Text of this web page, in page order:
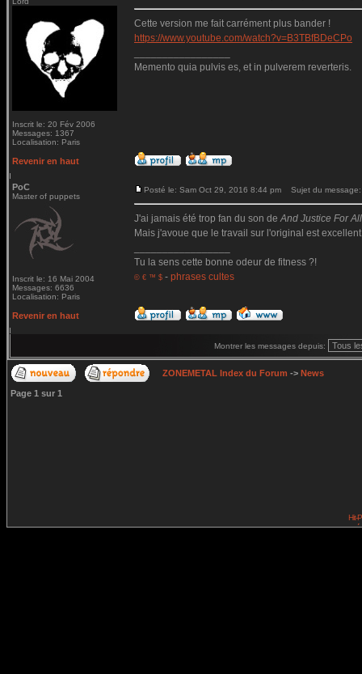
Inscrit le: 20 Fév 2006
Messages: 1367
Localisation: Paris
Cette version me fait carrément plus bander !
https://www.youtube.com/watch?v=B3TBfBDeCPo
Memento quia pulvis es, et in pulverem reverteris.
Revenir en haut
PoC
Master of puppets
Inscrit le: 16 Mai 2004
Messages: 6636
Localisation: Paris
Posté le: Sam Oct 29, 2016 8:44 pm Sujet du message:
J'ai jamais été trop fan du son deAnd Justice For
Mais j'avoue que le travail sur l'original est
Tu la sens cette bonne odeur de fitness ?!
© € ™ $ - phrases cultes
Revenir en haut
Montrer les messages depuis:
ZONEMETAL Index du Forum -> News
Page 1 sur 1